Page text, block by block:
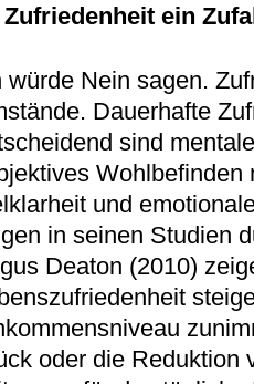
Zufriedenheit ein
würde Nein sagen.
Dauerhafte
sind
Wohlbefinden
und
in seinen Studien
Deaton (2010)
oder die Reduktion